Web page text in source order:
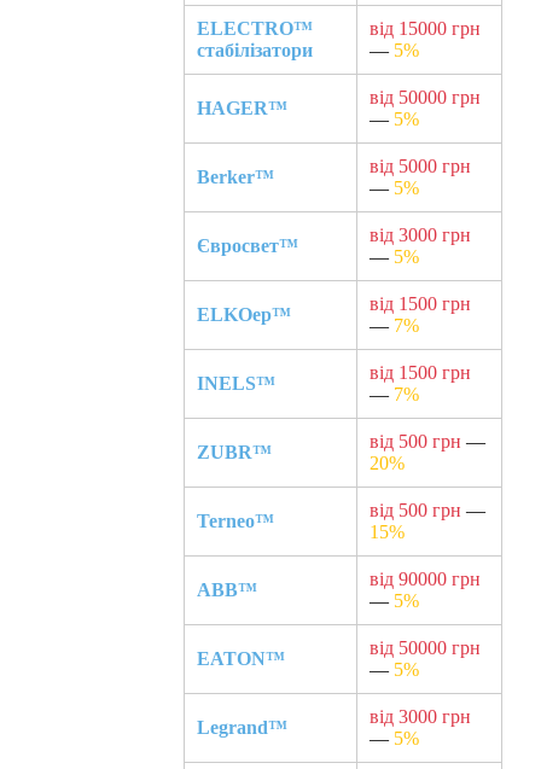
ELECTRO™
стабілізатори
від 15000 грн
— 5%
HAGER™
від 50000 грн
— 5%
Berker™
від 5000 грн
— 5%
Євросвет™
від 3000 грн
— 5%
ELKOep™
від 1500 грн
— 7%
INELS™
від 1500 грн
— 7%
ZUBR™
від 500 грн —
20%
Terneo™
від 500 грн —
15%
ABB™
від 90000 грн
— 5%
EATON™
від 50000 грн
— 5%
Legrand™
від 3000 грн
— 5%